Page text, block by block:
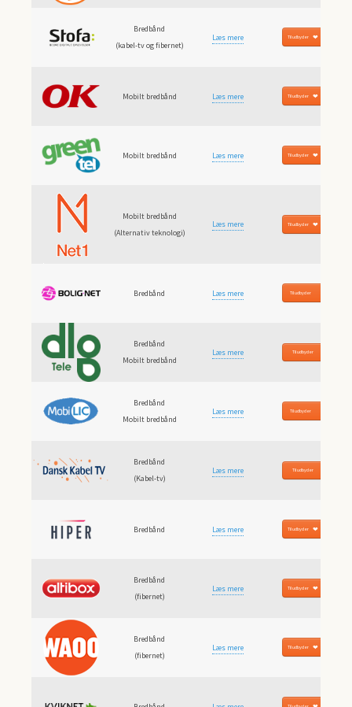
Bredbånd
(kabel-tv og fibernet)
Læs mere Til udbyder
Mobilt bredbånd Læs mere Til udbyder
Mobilt bredbånd Læs mere Til udbyder
Mobilt bredbånd
(Alternativ teknologi)
Læs mere Til udbyder
Bredbånd Læs mere Til udbyder
Bredbånd
Mobilt bredbånd
Læs mere Til udbyder
Bredbånd
Mobilt bredbånd
Læs mere Til udbyder
Bredbånd
(Kabel-tv)
Læs mere Til udbyder
Bredbånd Læs mere Til udbyder
Bredbånd
(fibernet)
Læs mere Til udbyder
Bredbånd
(fibernet)
Læs mere Til udbyder